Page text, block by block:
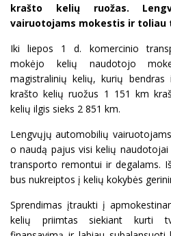
krašto kelių ruožas.
vairuotojams mokestis ir toliau
Iki liepos 1 d. komercinio
mokėjo kelių naudotojo
magistralinių kelių, kurių
krašto kelių ruožus 1 151 km
kelių ilgis sieks 2 851 km.
Lengvųjų automobilių
o naudą pajus visi kelių
transporto remontui ir degalams.
bus nukreiptos į kelių kokybės
Sprendimas įtraukti į
kelių priimtas siekiant kurti